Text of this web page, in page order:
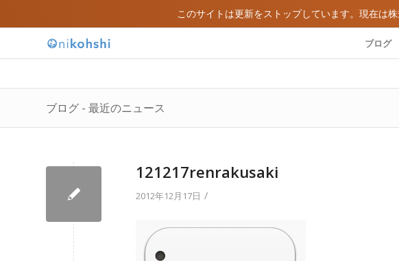
このサイトは更新をストップしています。現在は
ブログ
ブログ - 最近のニュース
121217renrakusaki
2012年12月17日 /